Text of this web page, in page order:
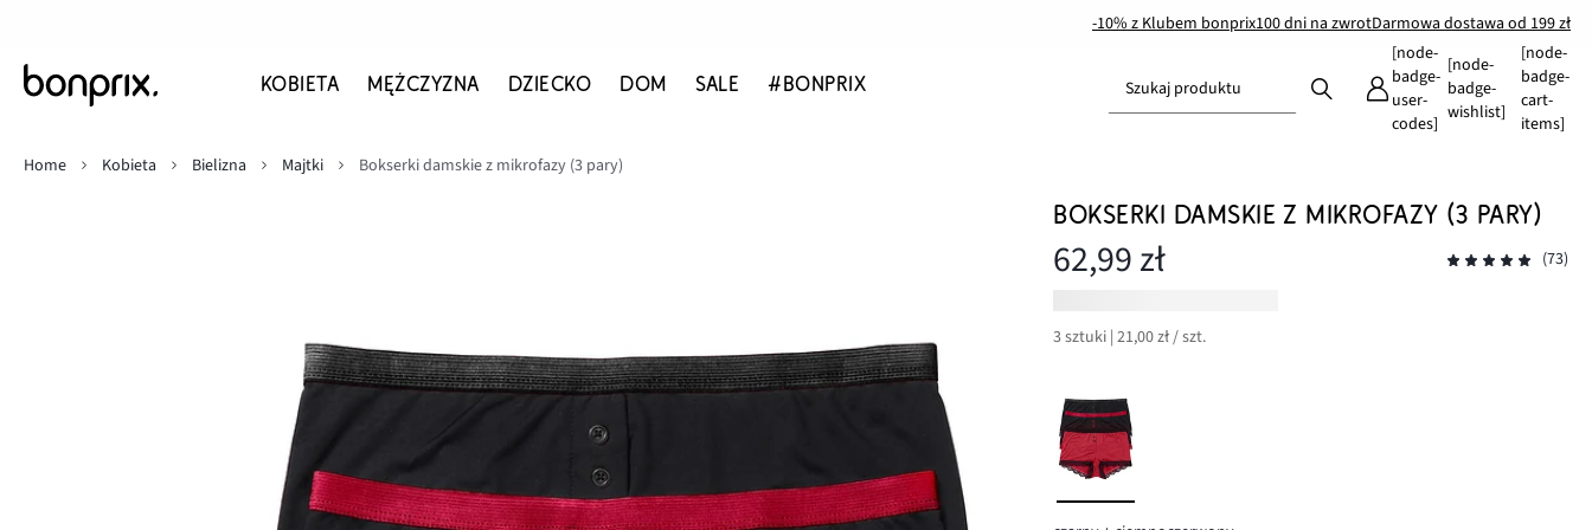
-10% z Klubem bonprix100 dni na zwrotDarmowa dostawa od 199 zł
KOBIETA MĘŻCZYZNA DZIECKO DOM SALE #BONPRIX Szukaj produktu
[node-
badge-
user-
codes]
[node-
badge-
wishlist]
[node-
badge-
cart-
items]
Home
Kobieta Bielizna Majtki Bokserki damskie z mikrofazy (3 pary)
BOKSERKI DAMSKIE Z MIKROFAZY (3 PARY)
62,99 zł (73)
3 sztuki | 21,00 zł / szt.